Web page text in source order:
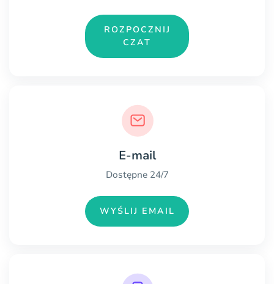
ROZPOCZNIJ
CZAT
E-mail
Dostępne 24/7
WYŚLIJ EMAIL